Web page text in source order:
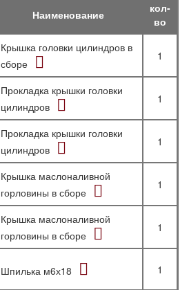
Наименование
кол-
во
Крышка головки цилиндров в
сборе
1
Прокладка крышки головки
цилиндров
1
Прокладка крышки головки
цилиндров
1
Крышка маслоналивной
горловины в сборе
1
Крышка маслоналивной
горловины в сборе
1
Шпилька м6х18 1